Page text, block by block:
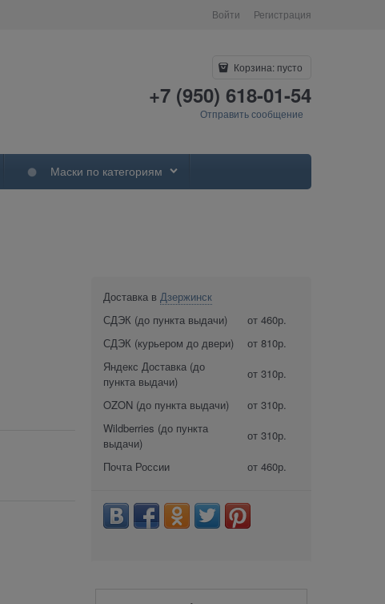
Войти Регистрация
Корзина: пусто
+7 (950) 618-01-54
Отправить сообщение
Маски по категориям
Доставка в Дзержинск
СДЭК (до пункта выдачи)
от 460р.
СДЭК (курьером до двери)
от 810р.
Яндекс Доставка (до
пункта выдачи)
от 310р.
OZON (до пункта выдачи)
от 310р.
Wildberries (до пункта
выдачи)
от 310р.
Почта России от 460р.